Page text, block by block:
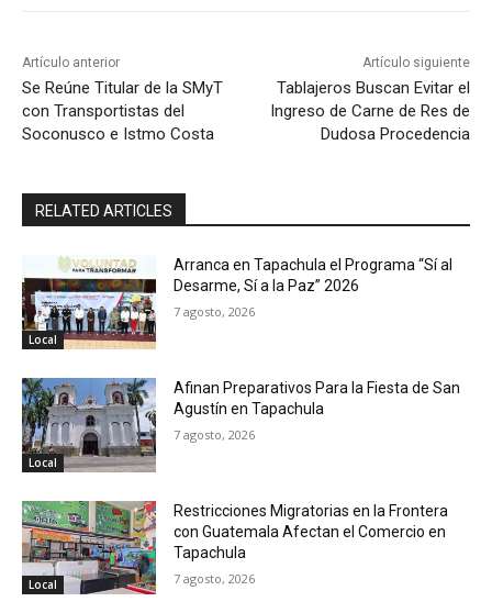
Artículo anterior
Se Reúne Titular de la SMyT
con Transportistas del
Soconusco e Istmo Costa
Artículo siguiente
Tablajeros Buscan Evitar el
Ingreso de Carne de Res de
Dudosa Procedencia
RELATED ARTICLES
Local
Arranca en Tapachula el Programa “Sí al
Desarme, Sí a la Paz” 2026
7 agosto, 2026
Local
Afinan Preparativos Para la Fiesta de San
Agustín en Tapachula
7 agosto, 2026
Local
Restricciones Migratorias en la Frontera
con Guatemala Afectan el Comercio en
Tapachula
7 agosto, 2026